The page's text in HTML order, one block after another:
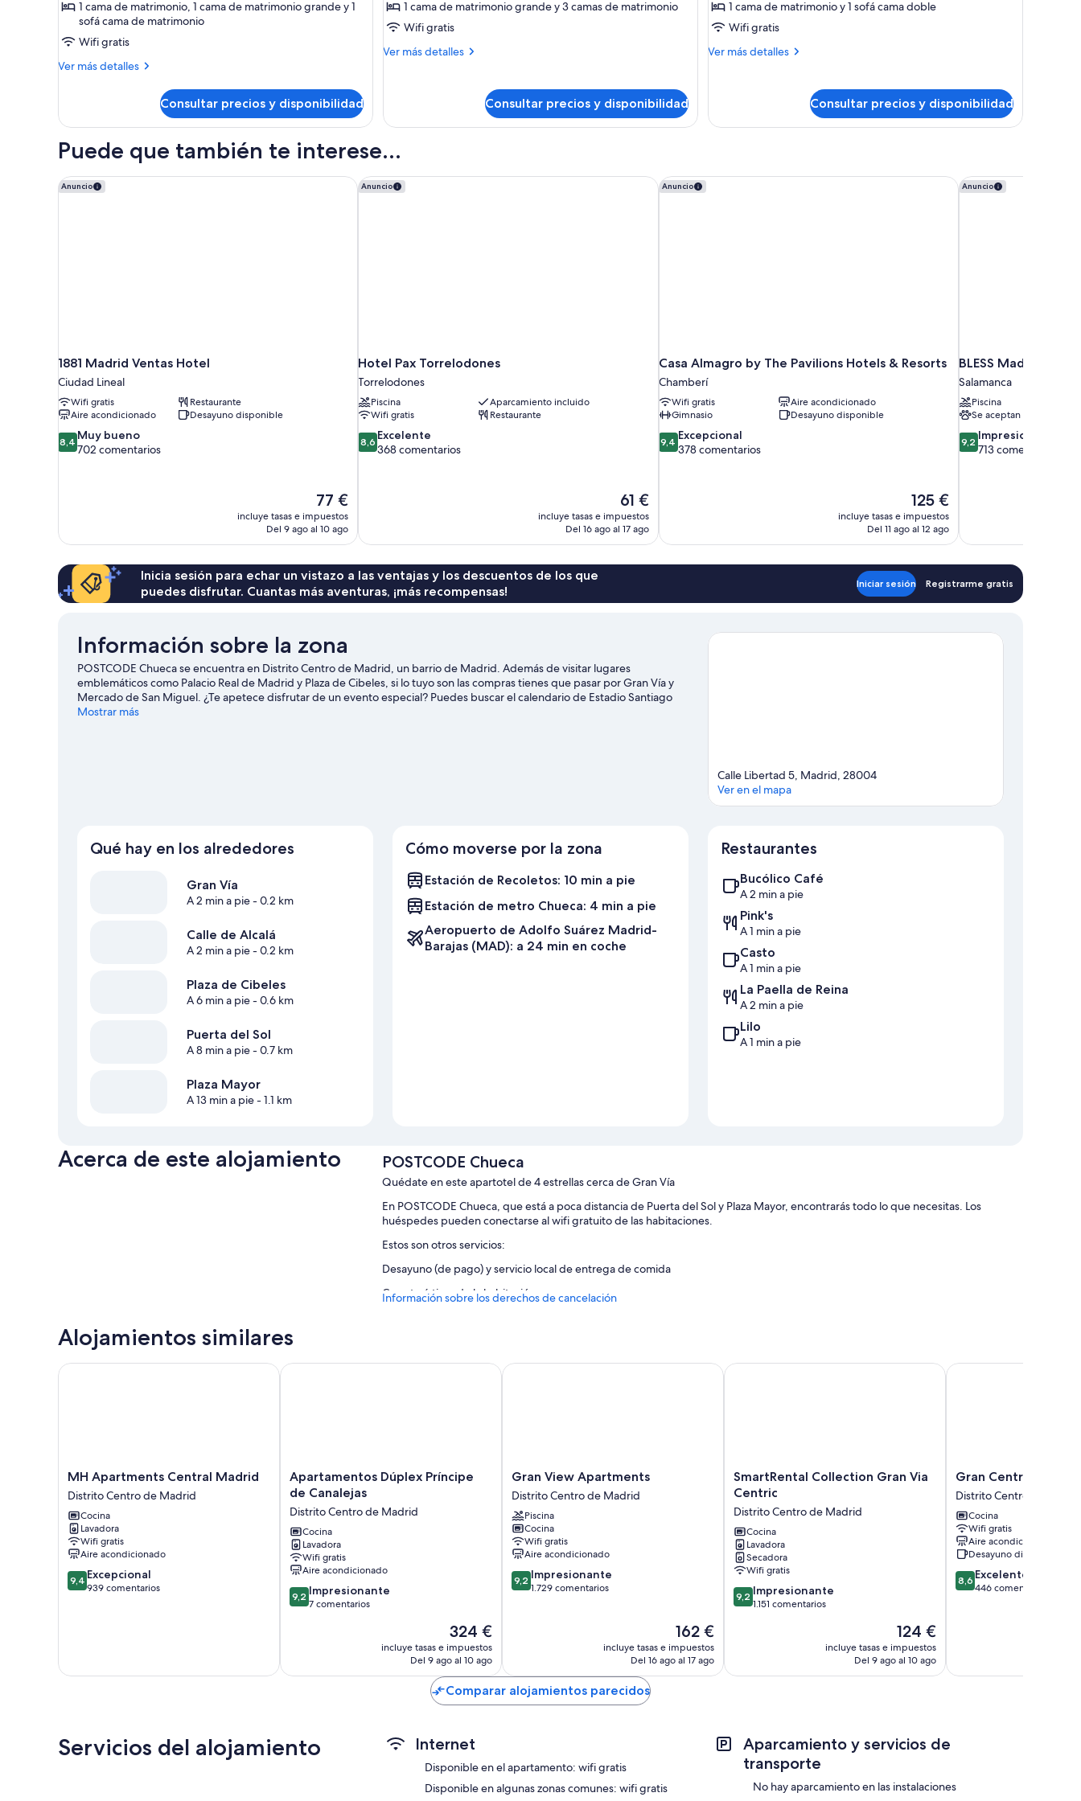
Apartamento
Deluxe,
2
habitaciones
1 cama de matrimonio, 1 cama de matrimonio grande y 1
sofá cama de matrimonio
Wifi gratis
Ver más detalles
Más
Deluxe,
habitaciones
Consultar precios y disponibilidad
Apartamento
familiar,
habitaciones
1 cama de matrimonio grande y 3 camas de matrimonio
Wifi gratis
Ver más detalles
Más
2
Consultar precios y disponibilidad
Apartamento,
1
1 cama de matrimonio y 1 sofá cama doble
Wifi gratis
Ver más detalles
Más
habitación
Consultar precios y disponibilidad
Puede que también te interese...
Anuncio
1881 Madrid Ventas Hotel
Ciudad Lineal
Wifi gratis
Restaurante
Aire acondicionado
Desayuno disponible
8.4
sobre
8,4 Muy bueno
702 comentarios
El
precio
actual
77 €
77 €
incluye tasas e impuestos
Del 9 ago al 10 ago
1881 Madrid Ventas Hotel Anuncio
Hotel Pax Torrelodones
Torrelodones
Piscina
Aparcamiento incluido
Wifi gratis
Restaurante
8.6
sobre
8,6 Excelente
368 comentarios
El
precio
actual
61 €
61 €
incluye tasas e impuestos
Del 16 ago al 17 ago
Hotel Pax Torrelodones Anuncio
Casa Almagro by The Pavilions Hotels & Resorts
Chamberí
Wifi gratis
Aire acondicionado
Gimnasio
Desayuno disponible
9.4
sobre
9,4 Excepcional
378 comentarios
El
precio
actual
125 €
125 €
incluye tasas e impuestos
Del 11 ago al 12 ago
Casa Almagro by The Pavilions Hotels & Resorts Anuncio
BLESS Madrid -
Salamanca
Piscina
Se aceptan mascotas
9.2
sobre
9,2 Impresionante
713 comentarios
BLESS Madrid -
Inicia sesión para echar un vistazo a las ventajas y los descuentos de los que
puedes disfrutar. Cuantas más aventuras, ¡más recompensas!
Iniciar sesión Registrarme gratis
Información sobre la zona
POSTCODE Chueca se encuentra en Distrito Centro de Madrid, un barrio de Madrid. Además de visitar lugares
emblemáticos como Palacio Real de Madrid y Plaza de Cibeles, si lo tuyo son las compras tienes que pasar por Gran Vía y
Mercado de San Miguel. ¿Te apetece disfrutar de un evento especial? Puedes buscar el calendario de Estadio Santiago
Bernabéu o Movistar Arena.
Mostrar más
Calle Libertad 5, Madrid, 28004
Ver en el mapa
Qué hay en los alrededores
Gran Vía
A 2 min a pie- 0.2 km
Calle de Alcalá
A 2 min a pie- 0.2 km
Plaza de Cibeles
A 6 min a pie- 0.6 km
Puerta del Sol
A 8 min a pie- 0.7 km
Plaza Mayor
A 13 min a pie- 1.1 km
Cómo moverse por la zona
Estación de Recoletos: 10 min a pie
Estación de metro Chueca: 4 min a pie
Aeropuerto de Adolfo Suárez Madrid-
Barajas (MAD): a 24 min en coche
Restaurantes
Bucólico Café
A 2 min a pie
Pink's
A 1 min a pie
Casto
A 1 min a pie
La Paella de Reina
A 2 min a pie
Lilo
A 1 min a pie
Acerca de este alojamiento POSTCODE Chueca
Quédate en este apartotel de 4 estrellas cerca de Gran Vía
En POSTCODE Chueca, que está a poca distancia de Puerta del Sol y Plaza Mayor, encontrarás todo lo que necesitas. Los
huéspedes pueden conectarse al wifi gratuito de las habitaciones.
Estos son otros servicios:
Desayuno (de pago) y servicio local de entrega de comida
Características de la habitación
Además, otros de los servicios de los que disfrutarás en todas las habitaciones incluyen los siguientes:
Información sobre los derechos de cancelación
Alojamientos similares
MH
Apartments
Central
Madrid
Distrito
Centro
de
Madrid
MH Apartments Central Madrid
Distrito Centro de Madrid
Cocina
Lavadora
Wifi gratis
Aire acondicionado
9.4
sobre
9,4 Excepcional
939 comentarios
MH Apartments Central Madrid
Apartamentos
Dúplex
de
Canalejas
Distrito
Centro
de
Madrid
Apartamentos Dúplex Príncipe
de Canalejas
Distrito Centro de Madrid
Cocina
Lavadora
Wifi gratis
Aire acondicionado
9.2
sobre
9,2 Impresionante
7 comentarios
El
precio
actual
de
324 €
324 €
incluye tasas e impuestos
Del 9 ago al 10 ago
Apartamentos Dúplex Príncipe de Canalejas
Gran
View
Apartments
Distrito
Centro
de
Madrid
Gran View Apartments
Distrito Centro de Madrid
Piscina
Cocina
Wifi gratis
Aire acondicionado
9.2
sobre
9,2 Impresionante
1.729 comentarios
El
precio
actual
162 €
incluye tasas e impuestos
Del 16 ago al 17 ago
Gran View Apartments
SmartRental
Collection
Via
Centric
Distrito
Centro
de
Madrid
SmartRental Collection Gran Via
Centric
Distrito Centro de Madrid
Cocina
Lavadora
Secadora
Wifi gratis
9.2
sobre
9,2 Impresionante
1.151 comentarios
El
precio
actual
124 €
incluye tasas e impuestos
Del 9 ago al 10 ago
SmartRental Collection Gran Via Centric
Gran
Central
Suites
Distrito
Centro
de
Madrid
Gran Central Suites
Distrito Centro de
Cocina
Wifi gratis
Aire acondicionado
Desayuno disponible
8.6
sobre
8,6 Excelente
446 comentarios
Gran Central Suites
Comparar alojamientos parecidos
Servicios del alojamiento Internet
Disponible en el apartamento: wifi gratis
Disponible en algunas zonas comunes: wifi gratis
Aparcamiento y servicios de
transporte
No hay aparcamiento en las instalaciones